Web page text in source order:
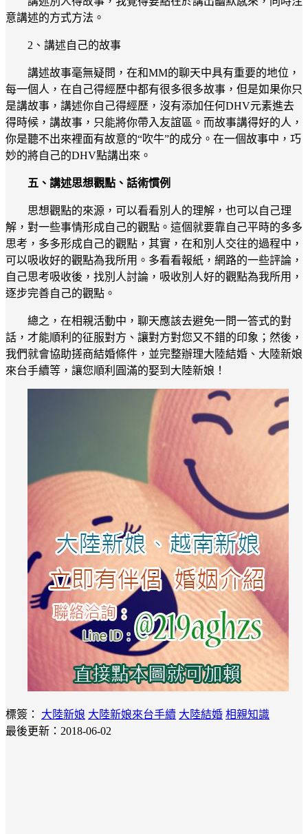
意講述的方式方法。
2、講述自己的故事
講述故事毫無疑問，在和MM的聊天中具有重要的地位，
每一個人，在自己得經歷中都有很多很多故事，但是如果你只
是講故事，講述你自己得經歷，沒有添加任何DHV元素進去
得時候，講故事，只能將你帶入友誼區。而故事講得好的人，
你是聽不出來裡面有故意的“吹牛”的成分。在一個故事中，巧
妙的將自己的DHV點講出來。
五、講述思想觀點、話術慣例
思想觀點的來源，可以看看別人的理解，也可以自己理
解，對一些事情形成自己的觀點。這個就要靠自己平時的多多
思考，多多形成自己的觀點，其實，在和別人交往的過程中，
可以吸收好的觀點為我所用。多看看報紙，網路的一些評論，
自己思考吸收後，找別人討論，吸收別人好的觀點為我所用，
逐步完善自己的觀點。
總之，在相親活動中，聊天應該去避免一問一答式的對
話，才能順利的征服對方、讓對方對您又不錯的印象；然後，
我們就會協助搓商結婚條件，並完整辦理大陸結婚、大陸新娘
來台手續等，讓您順利圓滿的娶到大陸新娘！
標簽： 大陸新娘 大陸新娘來台手續 大陸結婚 相親知識
最後更新：2018-06-02